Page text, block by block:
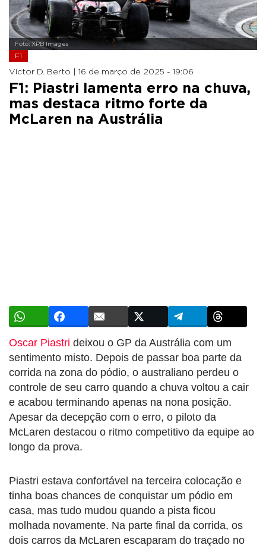
Foto: XPB Images
F1
Victor D. Berto | 16 de março de 2025 - 19:06
F1: Piastri lamenta erro na chuva,
mas destaca ritmo forte da
McLaren na Austrália
Oscar Piastri deixou o GP da Austrália com um
sentimento misto. Depois de passar boa parte da
corrida na zona do pódio, o australiano perdeu o
controle de seu carro quando a chuva voltou a cair
e acabou terminando apenas na nona posição.
Apesar da decepção com o erro, o piloto da
McLaren destacou o ritmo competitivo da equipe ao
longo da prova.
Piastri estava confortável na terceira colocação e
tinha boas chances de conquistar um pódio em
casa, mas tudo mudou quando a pista ficou
molhada novamente. Na parte final da corrida, os
dois carros da McLaren escaparam do traçado no